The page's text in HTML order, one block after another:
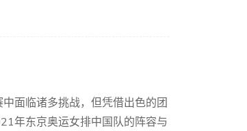
面临诸多挑战，但凭借出色的团
年东京奥运女排中国队的阵容与